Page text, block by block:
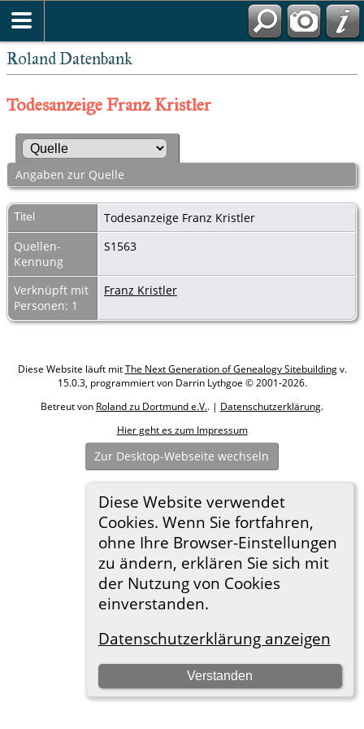
Roland Datenbank
Diese Website verwendet
Cookies. Wenn Sie fortfahren,
ohne Ihre Browser-Einstellungen
zu ändern, erklären Sie sich mit
der Nutzung von Cookies
einverstanden.
Datenschutzerklärung anzeigen
Verstanden
Todesanzeige Franz Kristler
Angaben zur Quelle
Titel
Todesanzeige Franz Kristler
Quellen-
Kennung
S1563
Verknüpft mit
Personen: 1
Franz Kristler
Diese Website läuft mitThe Next Generation of Genealogy Sitebuildingv.
15.0.3, programmiert von Darrin Lythgoe © 2001-2026.
Betreut von Roland zu Dortmund e.V.. | Datenschutzerklärung.
Hier geht es zum Impressum
Zur Desktop-Webseite wechseln